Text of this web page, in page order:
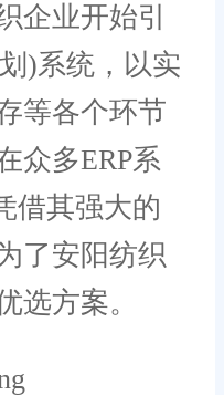
企业开始引
)系统，以实
等各个环节
众多ERP系
借其强大的
了安阳纺织
选方案。